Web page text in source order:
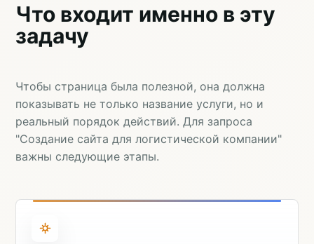
Что входит именно в эту
задачу
Чтобы страница была полезной, она должна
показывать не только название услуги, но и
реальный порядок действий. Для запроса
"Создание сайта для логистической компании"
важны следующие этапы.